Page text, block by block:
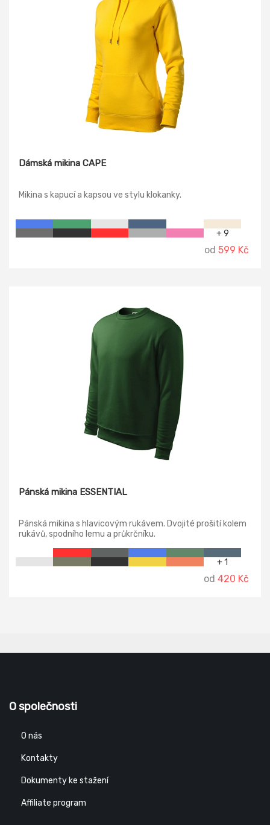
Dámská mikina CAPE
Mikina s kapucí a kapsou ve stylu klokanky.
+ 9
od 599 Kč
Pánská mikina ESSENTIAL
Pánská mikina s hlavicovým rukávem. Dvojité prošití kolem
rukávů, spodního lemu a průkrčníku.
+ 1
od 420 Kč
O společnosti
O nás
Kontakty
Dokumenty ke stažení
Affiliate program